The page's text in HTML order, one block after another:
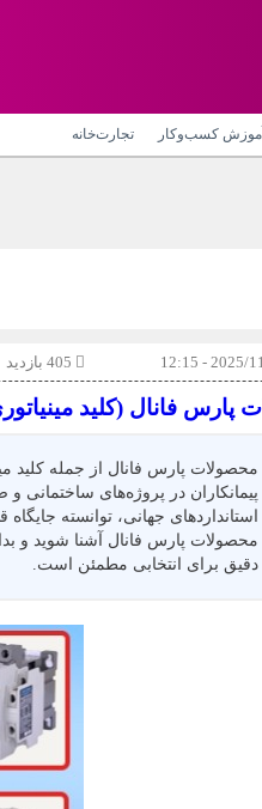
آموزش کسب‌وکار تجارت‌خانه
فانال (کلید مینیاتوری،
محصولات پارس فانال از جمله کلید
پیمانکاران در پروژه‌های ساختمانی و
استانداردهای جهانی، توانسته
محصولات پارس فانال آشنا شوید و
دقیق برای انتخابی مطمئن است.